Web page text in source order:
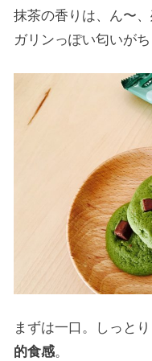
抹茶の香りは、ん〜
ガリンっぽい匂いが
まずは一口。しっとり
的食感。